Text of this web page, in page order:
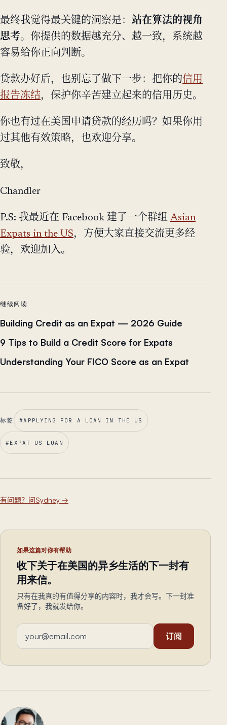
最终我觉得最关键的洞察是： 站在算法的视角
思考。你提供的数据越充分、越一致，系统越
容易给你正向判断。
贷款办好后，也别忘了做下一步：把你的信用
报告冻结，保护你辛苦建立起来的信用历史。
你也有过在美国申请贷款的经历吗？如果你用
过其他有效策略，也欢迎分享。
致敬，
Chandler
P.S: 我最近在 Facebook 建了一个群组 Asian
Expats in the US，方便大家直接交流更多经
验，欢迎加入。
继续阅读
Building Credit as an Expat — 2026 Guide
9 Tips to Build a Credit Score for Expats
Understanding Your FICO Score as an Expat
标签 #APPLYING FOR A LOAN IN THE US
#EXPAT US LOAN
有问题？问Sydney →
如果这篇对你有帮助
收下关于在美国的异乡生活的下一封有
用来信。
只有在我真的有值得分享的内容时，我才会写。下一封准
备好了，我就发给你。
邮箱地址
订阅